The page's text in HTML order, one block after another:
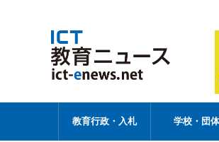
教育行政・入札 学校・団体